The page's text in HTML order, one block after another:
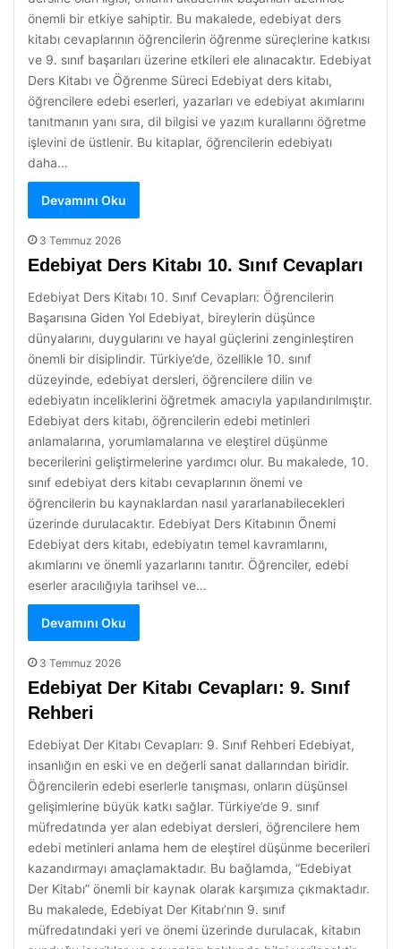
önemli bir etkiye sahiptir. Bu makalede, edebiyat ders
kitabı cevaplarının öğrencilerin öğrenme süreçlerine katkısı
ve 9. sınıf başarıları üzerine etkileri ele alınacaktır. Edebiyat
Ders Kitabı ve Öğrenme Süreci Edebiyat ders kitabı,
öğrencilere edebi eserleri, yazarları ve edebiyat akımlarını
tanıtmanın yanı sıra, dil bilgisi ve yazım kurallarını öğretme
işlevini de üstlenir. Bu kitaplar, öğrencilerin edebiyatı
daha…
Devamını Oku
3 Temmuz 2026
Edebiyat Ders Kitabı 10. Sınıf Cevapları
Edebiyat Ders Kitabı 10. Sınıf Cevapları: Öğrencilerin
Başarısına Giden Yol Edebiyat, bireylerin düşünce
dünyalarını, duygularını ve hayal güçlerini zenginleştiren
önemli bir disiplindir. Türkiye’de, özellikle 10. sınıf
düzeyinde, edebiyat dersleri, öğrencilere dilin ve
edebiyatın inceliklerini öğretmek amacıyla yapılandırılmıştır.
Edebiyat ders kitabı, öğrencilerin edebi metinleri
anlamalarına, yorumlamalarına ve eleştirel düşünme
becerilerini geliştirmelerine yardımcı olur. Bu makalede, 10.
sınıf edebiyat ders kitabı cevaplarının önemi ve
öğrencilerin bu kaynaklardan nasıl yararlanabilecekleri
üzerinde durulacaktır. Edebiyat Ders Kitabının Önemi
Edebiyat ders kitabı, edebiyatın temel kavramlarını,
akımlarını ve önemli yazarlarını tanıtır. Öğrenciler, edebi
eserler aracılığıyla tarihsel ve…
Devamını Oku
3 Temmuz 2026
Edebiyat Der Kitabı Cevapları: 9. Sınıf
Rehberi
Edebiyat Der Kitabı Cevapları: 9. Sınıf Rehberi Edebiyat,
insanlığın en eski ve en değerli sanat dallarından biridir.
Öğrencilerin edebi eserlerle tanışması, onların düşünsel
gelişimlerine büyük katkı sağlar. Türkiye’de 9. sınıf
müfredatında yer alan edebiyat dersleri, öğrencilere hem
edebi metinleri anlama hem de eleştirel düşünme becerileri
kazandırmayı amaçlamaktadır. Bu bağlamda, “Edebiyat
Der Kitabı” önemli bir kaynak olarak karşımıza çıkmaktadır.
Bu makalede, Edebiyat Der Kitabı’nın 9. sınıf
müfredatındaki yeri ve önemi üzerinde durulacak, kitabın